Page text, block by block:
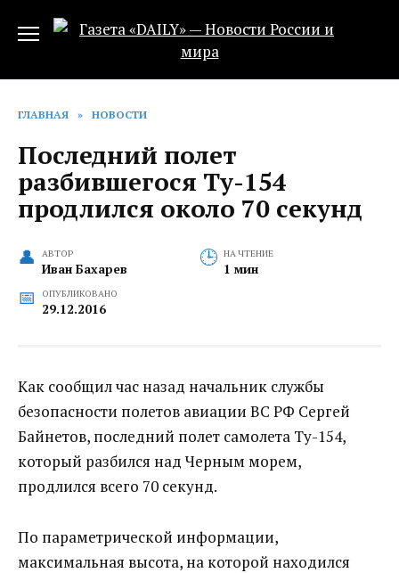
ГЛАВНАЯ » НОВОСТИ
Последний полет
разбившегося Ту-154
продлился около 70 секунд
АВТОР
Иван Бахарев
НА ЧТЕНИЕ
1 мин
ОПУБЛИКОВАНО
29.12.2016
Как сообщил час назад начальник службы
безопасности полетов авиации ВС РФ Сергей
Байнетов, последний полет самолета Ту-154,
который разбился над Черным морем,
продлился всего 70 секунд.
По параметрической информации,
максимальная высота, на которой находился